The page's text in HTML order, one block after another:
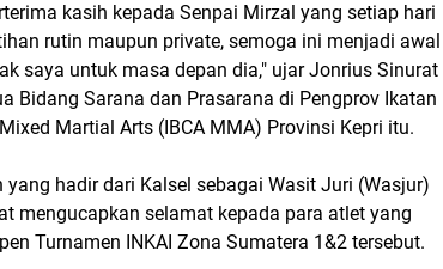
kasih kepada Senpai Mirzal yang setiap hari
rutin maupun private, semoga ini menjadi awal
saya untuk masa depan dia," ujar Jonrius Sinurat
Bidang Sarana dan Prasarana di Pengprov Ikatan
Martial Arts (IBCA MMA) Provinsi Kepri itu.
yang hadir dari Kalsel sebagai Wasit Juri (Wasjur)
mengucapkan selamat kepada para atlet yang
Turnamen INKAI Zona Sumatera 1&2 tersebut.